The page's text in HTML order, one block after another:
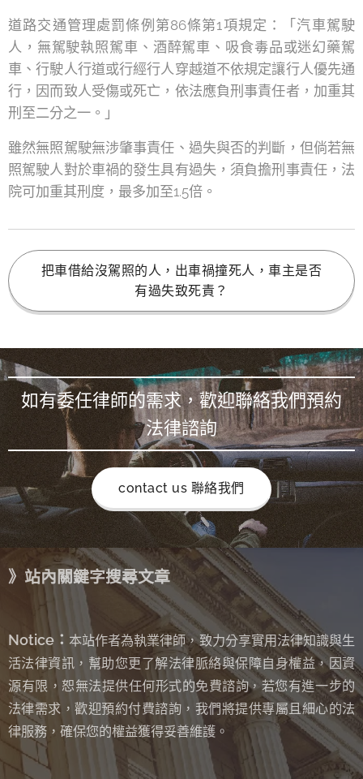
道路交通管理處罰條例第86條第1項規定：「汽車駕駛
人，無駕駛執照駕車、酒醉駕車、吸食毒品或迷幻藥駕
車、行駛人行道或行經行人穿越道不依規定讓行人優先通
行，因而致人受傷或死亡，依法應負刑事責任者，加重其
刑至二分之一。」
雖然無照駕駛無涉肇事責任、過失與否的判斷，但倘若無
照駕駛人對於車禍的發生具有過失，須負擔刑事責任，法
院可加重其刑度，最多加至1.5倍。
把車借給沒駕照的人，出車禍撞死人，車主是否
有過失致死責？
如有委任律師的需求，歡迎聯絡我們預約
法律諮詢
contact us 聯絡我們
》站內關鍵字搜尋文章
Notice： 本站作者為執業律師，致力分享實用法律知識與生
活法律資訊，幫助您更了解法律脈絡與保障自身權益，因資
源有限，恕無法提供任何形式的免費諮詢， 若您有進一步的
法律需求，歡迎預約付費諮詢，我們將提供專屬且細心的法
律服務，確保您的權益獲得妥善維護。